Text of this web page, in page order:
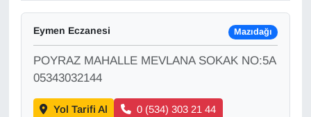
Eymen Eczanesi Mazıdağı
POYRAZ MAHALLE MEVLANA SOKAK NO:5A
05343032144
Yol Tarifi Al 0 (534) 303 21 44
Emlak
En çok konuşulanlar
GENEL